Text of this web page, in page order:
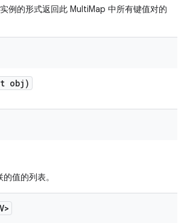
实例的形式返回此 MultiMap 中所有键值对的
obj)
值的列表。
V>